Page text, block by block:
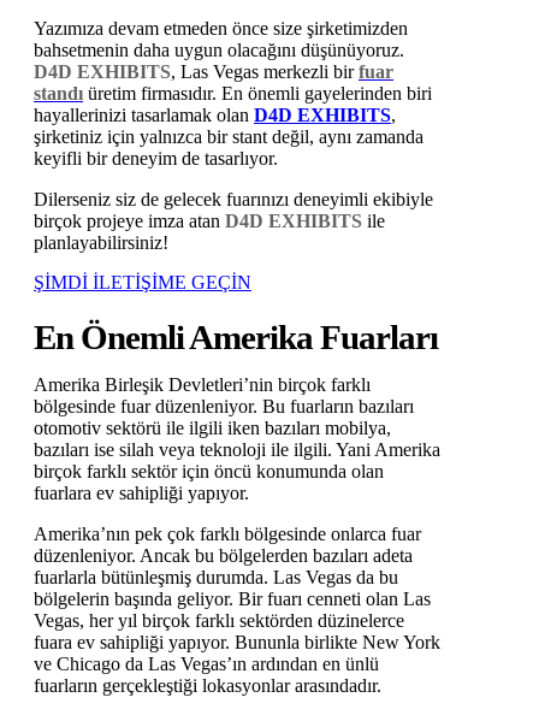
Yazımıza devam etmeden önce size şirketimizden
bahsetmenin daha uygun olacağını düşünüyoruz.
D4D EXHIBITS, Las Vegas merkezli birfuar
standı üretim firmasıdır. En önemli gayelerinden biri
hayallerinizi tasarlamak olan D4D EXHIBITS,
şirketiniz için yalnızca bir stant değil, aynı zamanda
keyifli bir deneyim de tasarlıyor.
Dilerseniz siz de gelecek fuarınızı deneyimli ekibiyle
birçok projeye imza atan D4D EXHIBITS ile
planlayabilirsiniz!
ŞİMDİ İLETİŞİME GEÇİN
En Önemli Amerika Fuarları
Amerika Birleşik Devletleri’nin birçok farklı
bölgesinde fuar düzenleniyor. Bu fuarların bazıları
otomotiv sektörü ile ilgili iken bazıları mobilya,
bazıları ise silah veya teknoloji ile ilgili. Yani Amerika
birçok farklı sektör için öncü konumunda olan
fuarlara ev sahipliği yapıyor.
Amerika’nın pek çok farklı bölgesinde onlarca fuar
düzenleniyor. Ancak bu bölgelerden bazıları adeta
fuarlarla bütünleşmiş durumda. Las Vegas da bu
bölgelerin başında geliyor. Bir fuarı cenneti olan Las
Vegas, her yıl birçok farklı sektörden düzinelerce
fuara ev sahipliği yapıyor. Bununla birlikte New York
ve Chicago da Las Vegas’ın ardından en ünlü
fuarların gerçekleştiği lokasyonlar arasındadır.